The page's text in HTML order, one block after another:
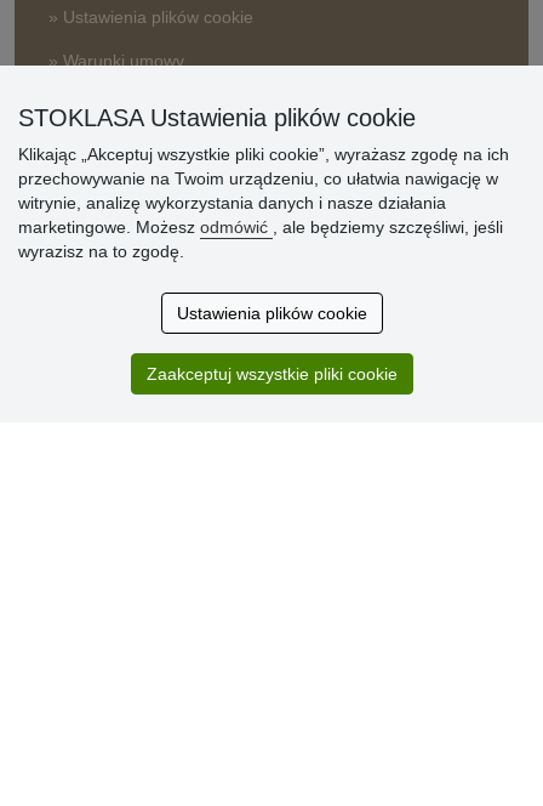
» Ustawienia plików cookie
» Warunki umowy
» Sposób dostawy i płatności
» Reklamacje
» Dlaczego należy się zarejestrować?
» Najczęściej zadawane pytania
Zakup przebiegł sprawnie. Jestem
STOKLASA Ustawienia plików cookie
Klikając „Akceptuj wszystkie pliki cookie”, wyrażasz zgodę na ich
przechowywanie na Twoim urządzeniu, co ułatwia nawigację w
witrynie, analizę wykorzystania danych i nasze działania
marketingowe. Możesz odmówić
, ale będziemy szczęśliwi, jeśli
wyrazisz na to zgodę.
Ustawienia plików cookie
Zaakceptuj wszystkie pliki cookie